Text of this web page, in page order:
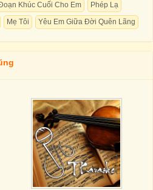
Khúc Cuối Cho Em
Phép Lạ
Mẹ Tôi Yêu Em Giữa Đời Quên Lãng